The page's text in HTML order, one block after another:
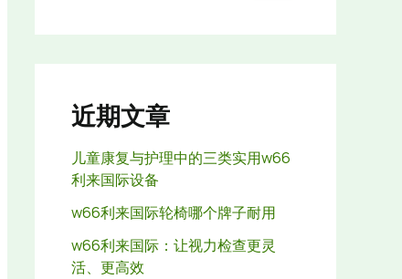
近期文章
儿童康复与护理中的三类实用w66
利来国际设备
w66利来国际轮椅哪个牌子耐用
w66利来国际：让视力检查更灵
活、更高效